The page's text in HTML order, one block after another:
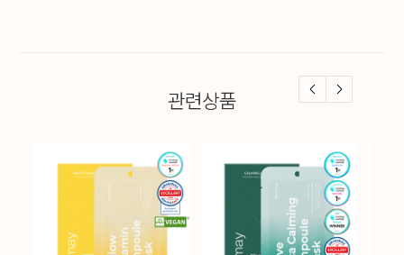
관련상품